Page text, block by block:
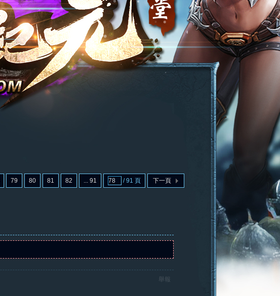
79 80 81 82 ... 91 / 91 頁 下一頁
舉報